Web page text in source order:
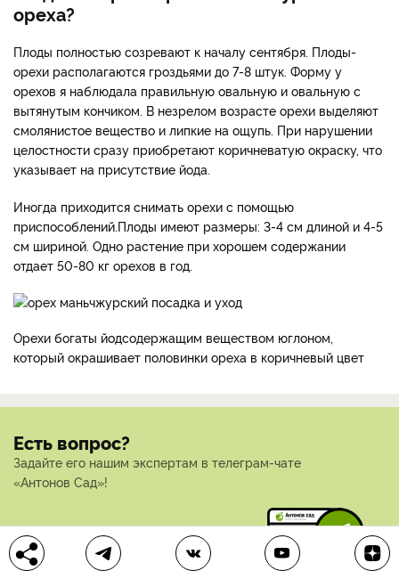
ореха?
Плоды полностью созревают к началу сентября. Плоды-
орехи располагаются гроздьями до 7-8 штук. Форму у
орехов я наблюдала правильную овальную и овальную с
вытянутым кончиком. В незрелом возрасте орехи выделяют
смолянистое вещество и липкие на ощупь. При нарушении
целостности сразу приобретают коричневатую окраску, что
указывает на присутствие йода.
Иногда приходится снимать орехи с помощью
приспособлений.Плоды имеют размеры: 3-4 см длиной и 4-5
см шириной. Одно растение при хорошем содержании
отдает 50-80 кг орехов в год.
Орехи богаты йодсодержащим веществом юглоном,
который окрашивает половинки ореха в коричневый цвет
Есть вопрос?
Задайте его нашим экспертам в телеграм-чате
«Антонов Сад»!
Задать вопрос